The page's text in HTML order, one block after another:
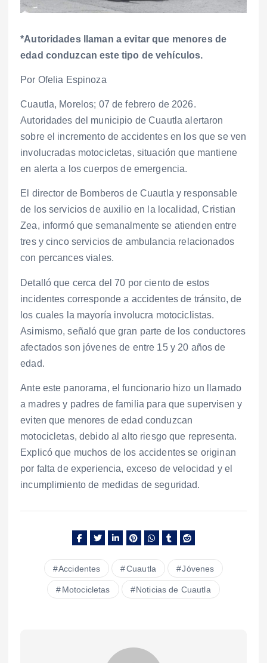
*Autoridades llaman a evitar que menores de
edad conduzcan este tipo de vehículos.
Por Ofelia Espinoza
Cuautla, Morelos; 07 de febrero de 2026.
Autoridades del municipio de Cuautla alertaron
sobre el incremento de accidentes en los que se ven
involucradas motocicletas, situación que mantiene
en alerta a los cuerpos de emergencia.
El director de Bomberos de Cuautla y responsable
de los servicios de auxilio en la localidad, Cristian
Zea, informó que semanalmente se atienden entre
tres y cinco servicios de ambulancia relacionados
con percances viales.
Detalló que cerca del 70 por ciento de estos
incidentes corresponde a accidentes de tránsito, de
los cuales la mayoría involucra motociclistas.
Asimismo, señaló que gran parte de los conductores
afectados son jóvenes de entre 15 y 20 años de
edad.
Ante este panorama, el funcionario hizo un llamado
a madres y padres de familia para que supervisen y
eviten que menores de edad conduzcan
motocicletas, debido al alto riesgo que representa.
Explicó que muchos de los accidentes se originan
por falta de experiencia, exceso de velocidad y el
incumplimiento de medidas de seguridad.
Accidentes Cuautla Jóvenes
Motocicletas Noticias de Cuautla